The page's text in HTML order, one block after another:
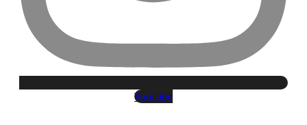
Youtube